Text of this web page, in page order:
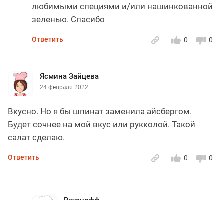
любимыми специями и/или нашинкованной
зеленью. Спасибо
0
0
Ответить
Ясмина Зайцева
24 февраля 2022
Вкусно. Но я бы шпинат заменила айсбергом.
Будет сочнее на мой вкус или рукколой. Такой
салат сделаю.
0
0
Ответить